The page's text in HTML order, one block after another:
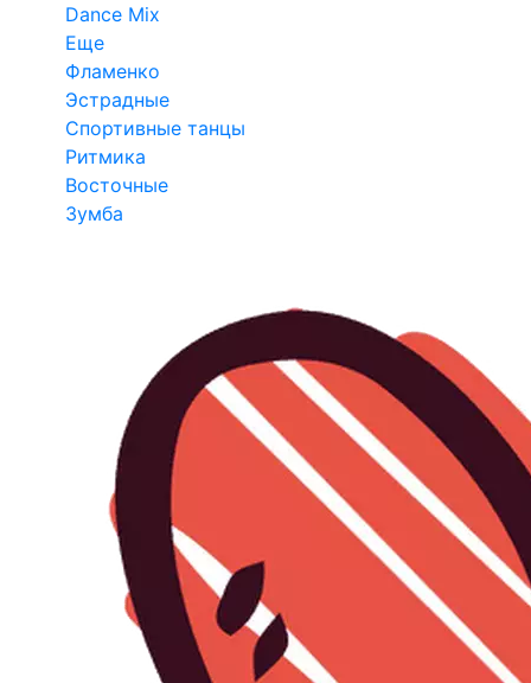
Dance Mix
Еще
Фламенко
Эстрадные
Спортивные танцы
Ритмика
Восточные
Зумба